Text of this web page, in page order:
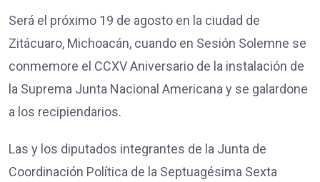
Será el próximo 19 de agosto en la ciudad de
Zitácuaro, Michoacán, cuando en Sesión Solemne se
conmemore el CCXV Aniversario de la instalación de
la Suprema Junta Nacional Americana y se galardone
a los recipiendarios.
Las y los diputados integrantes de la Junta de
Coordinación Política de la Septuagésima Sexta